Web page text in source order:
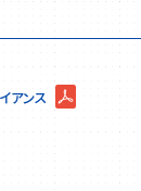
アンス